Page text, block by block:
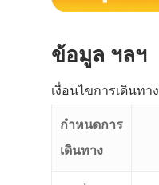
ข้อมูล ฯลฯ
เงื่อนไขการเดินทาง
กำหนดการ
เดินทาง